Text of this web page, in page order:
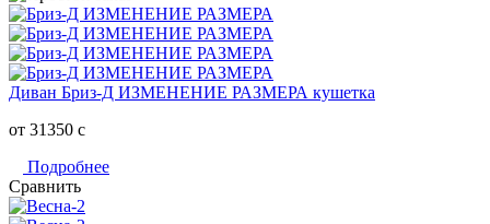
Диван Бриз-Д ИЗМЕНЕНИЕ РАЗМЕРА кушетка
от 31350 c
Подробнее
Сравнить